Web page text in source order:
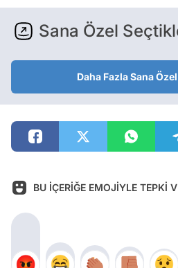
Sana Özel
Daha Fazla Sana
BU İÇERİĞE EMOJİYLE TEPKİ